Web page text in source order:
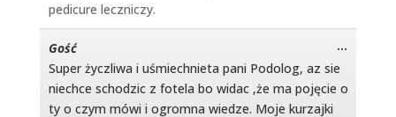
pedicure leczniczy.
Gość
Super życzliwa i uśmiechnieta pani Podolog, az sie
niechce schodzic z fotela bo widac ,że ma pojęcie o
ty o czym mówi i ogromna wiedze. Moje kurzajki
...